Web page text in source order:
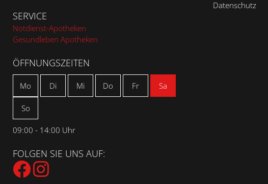
SERVICE
Notdienst-Apotheken
Gesundleben Apotheken
ÖFFNUNGSZEITEN
Mo Di Mi Do Fr Sa
So
09:00 - 14:00 Uhr
FOLGEN SIE UNS AUF:
Datenschutz